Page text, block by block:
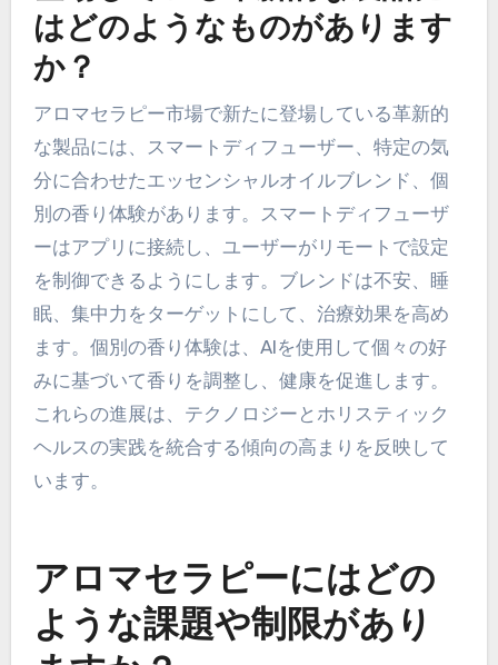
はどのようなものがあります
か？
アロマセラピー市場で新たに登場している革新的
な製品には、スマートディフューザー、特定の気
分に合わせたエッセンシャルオイルブレンド、個
別の香り体験があります。スマートディフューザ
ーはアプリに接続し、ユーザーがリモートで設定
を制御できるようにします。ブレンドは不安、睡
眠、集中力をターゲットにして、治療効果を高め
ます。個別の香り体験は、AIを使用して個々の好
みに基づいて香りを調整し、健康を促進します。
これらの進展は、テクノロジーとホリスティック
ヘルスの実践を統合する傾向の高まりを反映して
います。
アロマセラピーにはどの
ような課題や制限があり